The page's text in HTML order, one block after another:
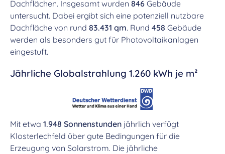
Dachflächen. Insgesamt wurden 846 Gebäude
untersucht. Dabei ergibt sich eine potenziell nutzbare
Dachfläche von rund 83.431 qm. Rund 458 Gebäude
werden als besonders gut für Photovoltaikanlagen
eingestuft.
Jährliche Globalstrahlung 1.260 kWh je m²
Mit etwa 1.948 Sonnenstunden jährlich verfügt
Klosterlechfeld über gute Bedingungen für die
Erzeugung von Solarstrom. Die jährliche